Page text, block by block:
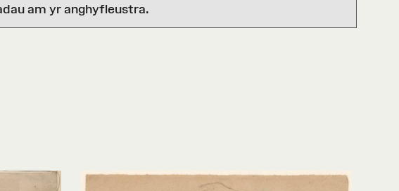
am yr anghyfleustra.